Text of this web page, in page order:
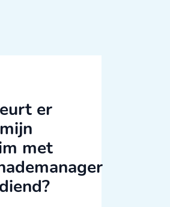
er
met